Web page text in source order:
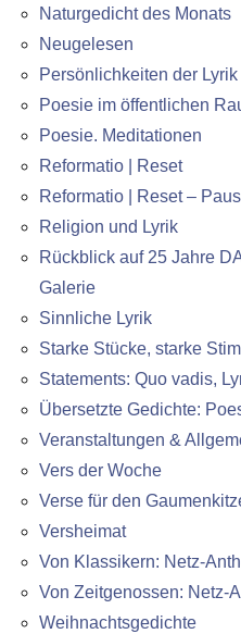
Naturgedicht des Monats
Neugelesen
Persönlichkeiten der Lyrik
Poesie im öffentlichen
Poesie. Meditationen
Reformatio | Reset
Reformatio | Reset –
Religion und Lyrik
Rückblick auf 25 Jahre
Galerie
Sinnliche Lyrik
Starke Stücke, starke
Statements: Quo vadis,
Übersetzte Gedichte:
Veranstaltungen &
Vers der Woche
Verse für den
Versheimat
Von Klassikern: Netz-
Von Zeitgenossen: Netz-
Weihnachtsgedichte